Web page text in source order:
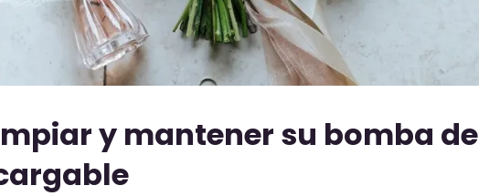
y mantener su bomba de